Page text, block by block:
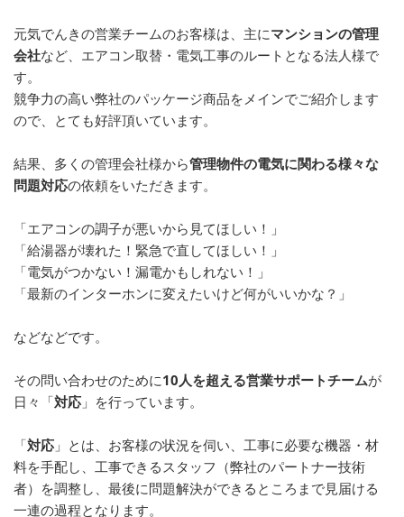
元気でんきの営業チームのお客様は、主にマンションの管理
会社など、エアコン取替・電気工事のルートとなる法人様で
す。
競争力の高い弊社のパッケージ商品をメインでご紹介します
ので、とても好評頂いています。
結果、多くの管理会社様から管理物件の電気に関わる様々な
問題対応の依頼をいただきます。
「エアコンの調子が悪いから見てほしい！」
「給湯器が壊れた！緊急で直してほしい！」
「電気がつかない！漏電かもしれない！」
「最新のインターホンに変えたいけど何がいいかな？」
などなどです。
その問い合わせのために10人を超える営業サポートチームが
日々「対応 」を行っています。
「対応 」とは、お客様の状況を伺い、工事に必要な機器・材
料を手配し、工事できるスタッフ（弊社のパートナー技術
者）を調整し、最後に問題解決ができるところまで見届ける
一連の過程となります。